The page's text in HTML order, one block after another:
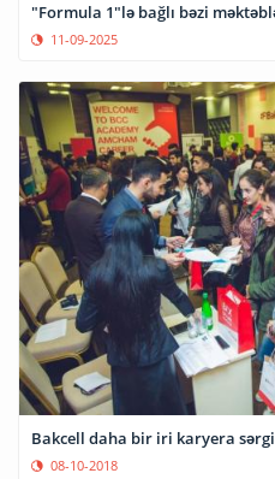
"Formula 1"lə bağlı bəzi
11-09-2025
Bakcell daha bir iri karyera
08-10-2018